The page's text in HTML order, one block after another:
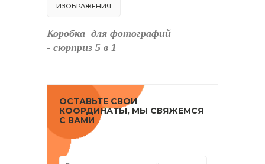
ИЗОБРАЖЕНИЯ
Коробка для фотографий
- сюрприз 5 в 1
ОСТАВЬТЕ СВОИ
КООРДИНАТЫ, МЫ СВЯЖЕМСЯ
С ВАМИ